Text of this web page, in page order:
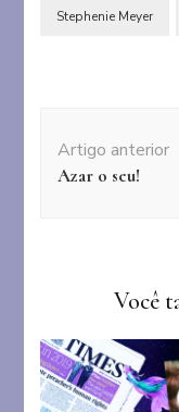
Stephenie Meyer
de
post
Artigo anterior
Azar o seu!
Você